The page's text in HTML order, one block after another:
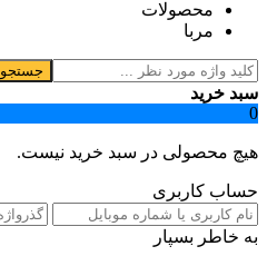
محصولات
مربا
جستجو
سبد خرید
0
هیچ محصولی در سبد خرید نیست.
حساب کاربری
به خاطر بسپار